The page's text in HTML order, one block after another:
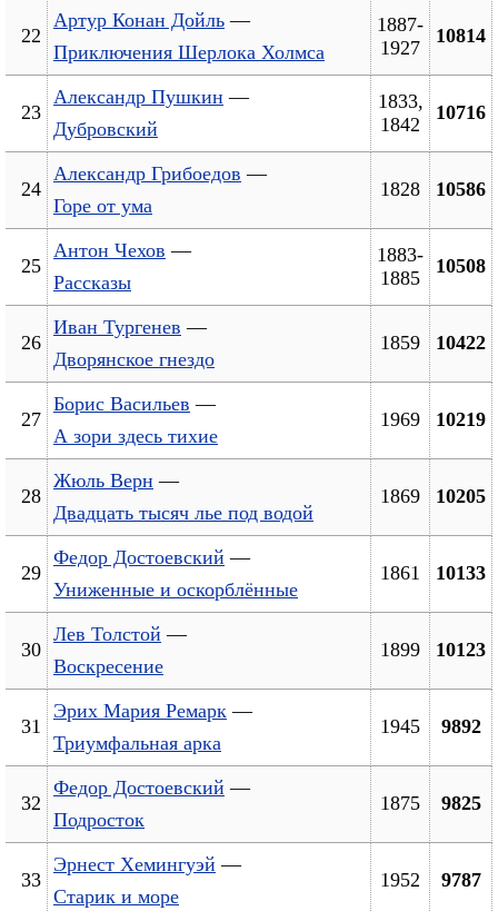
22
Артур Конан Дойль —
Приключения Шерлока Холмса
1887-
1927
10814
23
Александр Пушкин —
Дубровский
1833,
1842
10716
24
Александр Грибоедов —
Горе от ума
1828 10586
25
Антон Чехов —
Рассказы
1883-
1885
10508
26
Иван Тургенев —
Дворянское гнездо
1859 10422
27
Борис Васильев —
А зори здесь тихие
1969 10219
28
Жюль Верн —
Двадцать тысяч лье под водой
1869 10205
29
Федор Достоевский —
Униженные и оскорблённые
1861 10133
30
Лев Толстой —
Воскресение
1899 10123
31
Эрих Мария Ремарк —
Триумфальная арка
1945 9892
32
Федор Достоевский —
Подросток
1875 9825
33
Эрнест Хемингуэй —
Старик и море
1952 9787